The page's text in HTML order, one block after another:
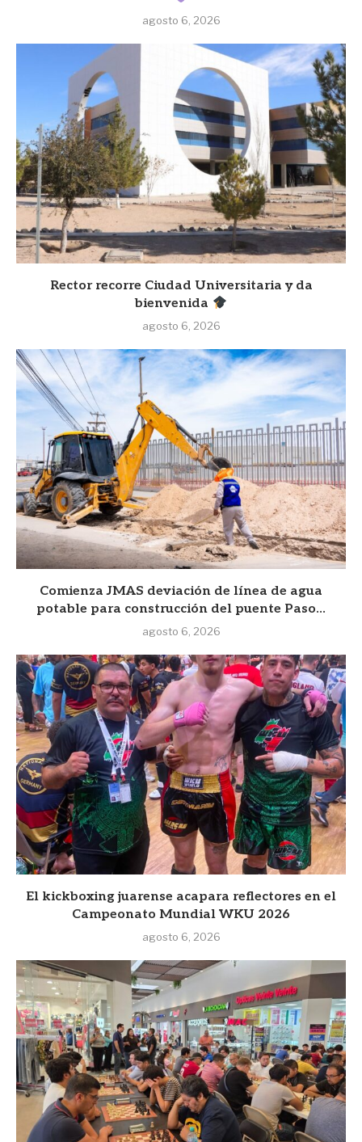
agosto 6, 2026
Rector recorre Ciudad Universitaria y da
bienvenida
agosto 6, 2026
Comienza JMAS deviación de línea de agua
potable para construcción del puente Paso...
agosto 6, 2026
El kickboxing juarense acapara reflectores en el
Campeonato Mundial WKU 2026
agosto 6, 2026